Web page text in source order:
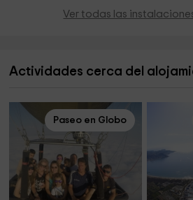
Ver todas las
Actividades cerca del
Paseo en Globo